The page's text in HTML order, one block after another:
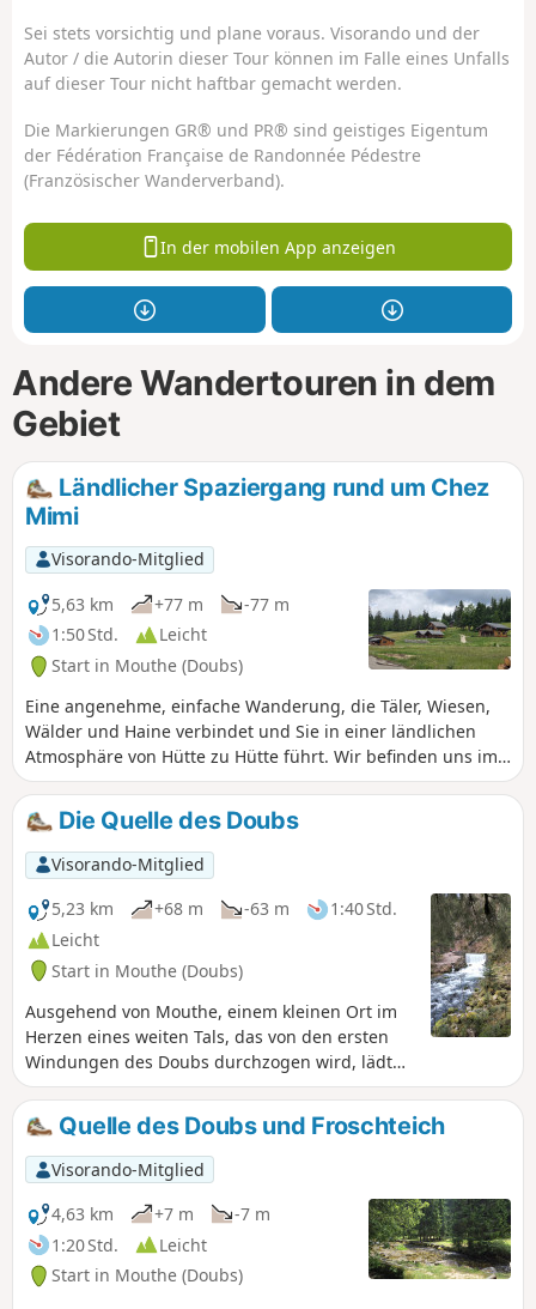
Sei stets vorsichtig und plane voraus. Visorando und der
Autor / die Autorin dieser Tour können im Falle eines Unfalls
auf dieser Tour nicht haftbar gemacht werden.
Die Markierungen GR® und PR® sind geistiges Eigentum
der Fédération Française de Randonnée Pédestre
(Französischer Wanderverband).
In der mobilen App anzeigen
Andere Wandertouren in dem
Gebiet
Ländlicher Spaziergang rund um Chez
Mimi
Visorando-Mitglied
5,63 km
+77 m
-77 m
1:50 Std.
Leicht
Start in Mouthe (Doubs)
Eine angenehme, einfache Wanderung, die Täler, Wiesen,
Wälder und Haine verbindet und Sie in einer ländlichen
Atmosphäre von Hütte zu Hütte führt. Wir befinden uns im
Herzen eines Gebiets, das vom Departement Doubs
aufgrund seines bemerkenswerten landschaftlichen,
faunistischen, floristischen und geologischen Erbes als
sensibler Naturraum ausgewiesen wurde.
Die Quelle des Doubs
Visorando-Mitglied
5,23 km
+68 m -63 m
1:40 Std.
Leicht
Start in Mouthe (Doubs)
Ausgehend von Mouthe, einem kleinen Ort im
Herzen eines weiten Tals, das von den ersten
Windungen des Doubs durchzogen wird, lädt
dieser Spaziergang den Besucher ein, die
Quelle dieses Flusses, der zum Naturerbe des
Departements gehört, und anschließend das
Moor von Moutat zu entdecken.
Quelle des Doubs und Froschteich
Visorando-Mitglied
4,63 km
+7 m
-7 m
1:20 Std.
Leicht
Start in Mouthe (Doubs)